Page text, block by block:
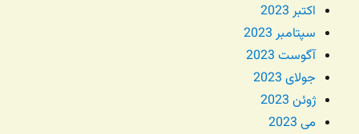
اکتبر 2023
سپتامبر 2023
آگوست 2023
جولای 2023
ژوئن 2023
می 2023